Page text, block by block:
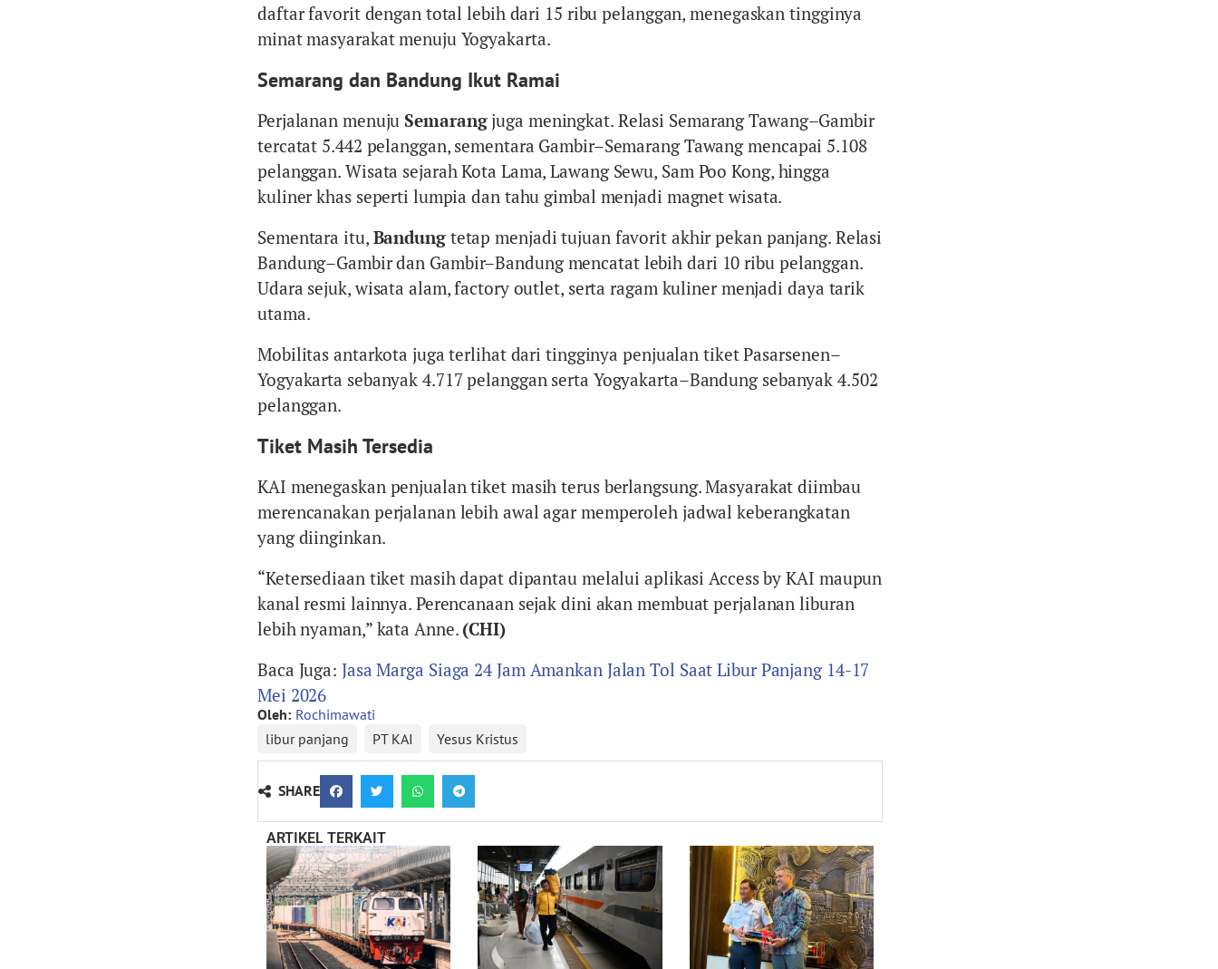
daftar favorit dengan total lebih dari 15 ribu pelanggan, menegaskan tingginya
minat masyarakat menuju Yogyakarta.
Semarang dan Bandung Ikut Ramai
Perjalanan menujuSemarangjuga meningkat. Relasi Semarang Tawang–Gambir
tercatat 5.442 pelanggan, sementara Gambir–Semarang Tawang mencapai 5.108
pelanggan. Wisata sejarah Kota Lama, Lawang Sewu, Sam Poo Kong, hingga
kuliner khas seperti lumpia dan tahu gimbal menjadi magnet wisata.
Sementara itu, Bandungtetap menjadi tujuan favorit akhir pekan panjang. Relasi
Bandung–Gambir dan Gambir–Bandung mencatat lebih dari 10 ribu pelanggan.
Udara sejuk, wisata alam, factory outlet, serta ragam kuliner menjadi daya tarik
utama.
Mobilitas antarkota juga terlihat dari tingginya penjualan tiket Pasarsenen–
Yogyakarta sebanyak 4.717 pelanggan serta Yogyakarta–Bandung sebanyak 4.502
pelanggan.
Tiket Masih Tersedia
KAI menegaskan penjualan tiket masih terus berlangsung. Masyarakat diimbau
merencanakan perjalanan lebih awal agar memperoleh jadwal keberangkatan
yang diinginkan.
“Ketersediaan tiket masih dapat dipantau melalui aplikasi Access by KAI maupun
kanal resmi lainnya. Perencanaan sejak dini akan membuat perjalanan liburan
lebih nyaman,” kata Anne. (CHI)
Baca Juga: Jasa Marga Siaga 24 Jam Amankan Jalan Tol Saat Libur Panjang 14-17
Mei 2026
Oleh: Rochimawati
libur panjang
PT KAI Yesus Kristus
SHARE
ARTIKEL TERKAIT